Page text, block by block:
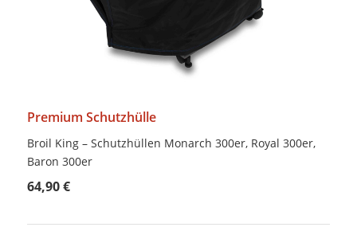
Premium Schutzhülle
Broil King – Schutzhüllen Monarch 300er, Royal 300er,
Baron 300er
64,90 €